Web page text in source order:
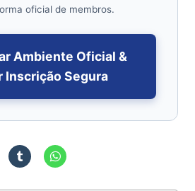
oficial de membros.
Ambiente Oficial &
Inscrição Segura